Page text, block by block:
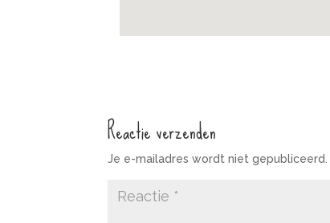
Reactie verzenden
Je e-mailadres wordt niet gepubliceerd.